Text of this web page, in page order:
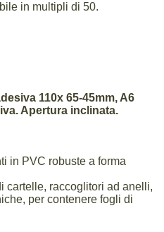
in multipli di 50.
110x 65-45mm, A6
Apertura inclinata.
in PVC robuste a forma
cartelle, raccoglitori ad anelli,
per contenere fogli di